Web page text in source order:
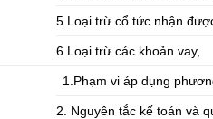
5.Loại trừ cổ tức nhận
6.Loại trừ các khoản vay,
1.Phạm vi áp dụng
2. Nguyên tắc kế toán và